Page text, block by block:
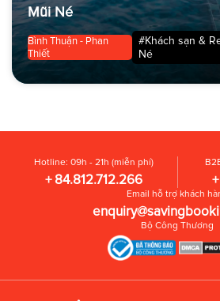
Mũi Né
Bình Thuận - Phan
Thiết
#Khách sạn &
Né
Hotline: 09h - 21h (miễn phí)
+ 84.812.712.266
Email hỗ trợ khách
Bộ Công Thương